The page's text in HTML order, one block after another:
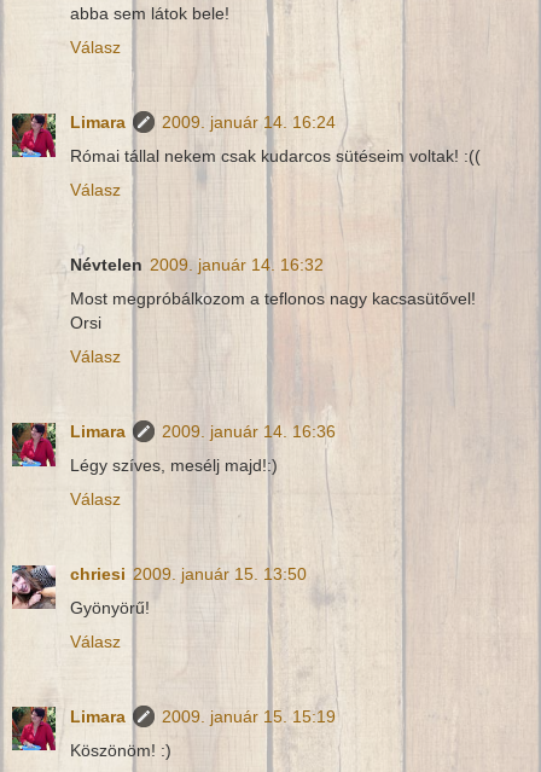
abba sem látok bele!
Válasz
Limara
2009. január 14. 16:24
Római tállal nekem csak kudarcos sütéseim voltak! :((
Válasz
Névtelen 2009. január 14. 16:32
Most megpróbálkozom a teflonos nagy kacsasütővel!
Orsi
Válasz
Limara
2009. január 14. 16:36
Légy szíves, mesélj majd!:)
Válasz
chriesi 2009. január 15. 13:50
Gyönyörű!
Válasz
Limara
2009. január 15. 15:19
Köszönöm! :)